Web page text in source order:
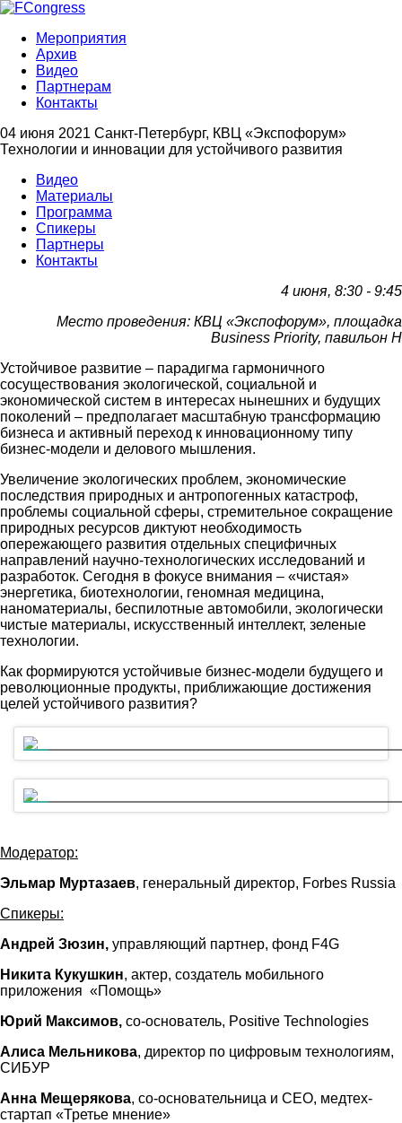
Мероприятия
Архив
Видео
Партнерам
Контакты
04 июня 2021 Санкт-Петербург, КВЦ «Экспофорум»
Технологии и инновации для устойчивого развития
Видео
Материалы
Программа
Спикеры
Партнеры
Контакты
4 июня, 8:30 - 9:45
Место проведения: КВЦ «Экспофорум», площадка
Business Priority, павильон H
Устойчивое развитие – парадигма гармоничного
сосуществования экологической, социальной и
экономической систем в интересах нынешних и будущих
поколений – предполагает масштабную трансформацию
бизнеса и активный переход к инновационному типу
бизнес-модели и делового мышления.
Увеличение экологических проблем, экономические
последствия природных и антропогенных катастроф,
проблемы социальной сферы, стремительное сокращение
природных ресурсов диктуют необходимость
опережающего развития отдельных специфичных
направлений научно-технологических исследований и
разработок. Сегодня в фокусе внимания – «чистая»
энергетика, биотехнологии, геномная медицина,
наноматериалы, беспилотные автомобили, экологически
чистые материалы, искусственный интеллект, зеленые
технологии.
Как формируются устойчивые бизнес-модели будущего и
революционные продукты, приближающие достижения
целей устойчивого развития?
Член Правления, директор по стратегии и развитию бизнеса, Х5
Технологии и инновации для устойчивого развития
Модератор:
Эльмар Муртазаев, генеральный директор, Forbes Russia
Спикеры:
Андрей Зюзин, управляющий партнер, фонд F4G
Никита Кукушкин, актер, создатель мобильного
приложения «Помощь»
Юрий Максимов, со-основатель, Positive Technologies
Алиса Мельникова, директор по цифровым технологиям,
СИБУР
Анна Мещерякова, со-основательница и СЕО, медтех-
стартап «Третье мнение»